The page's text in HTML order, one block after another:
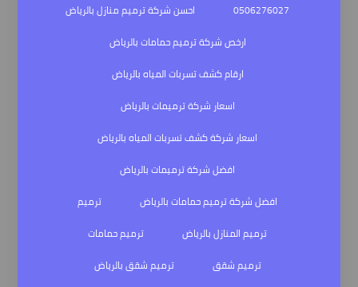
0506276027
احسن شركة ترميم منازل بالرياض
ارخص شركة ترميم حمامات بالرياض
ارقام كشف تسربات المياه بالرياض
اسعار شركة ترميمات بالرياض
اسعار شركة كشف تسربات المياه بالرياض
افضل شركة ترميمات بالرياض
افضل شركة ترميم حمامات بالرياض
ترميم
ترميم المنازل بالرياض
ترميم حمامات
ترميم شقق
ترميم شقق بالرياض